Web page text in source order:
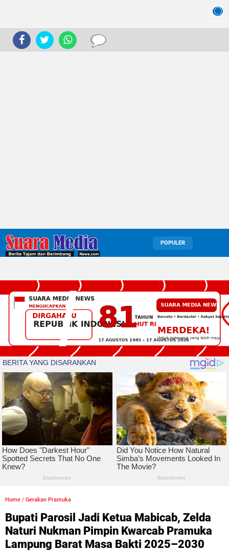
POPULER
Home / Gerakan Pramuka
Bupati Parosil Jadi Ketua Mabicab, Zelda
Naturi Nukman Pimpin Kwarcab Pramuka
Lampung Barat Masa Bakti 2025–2030